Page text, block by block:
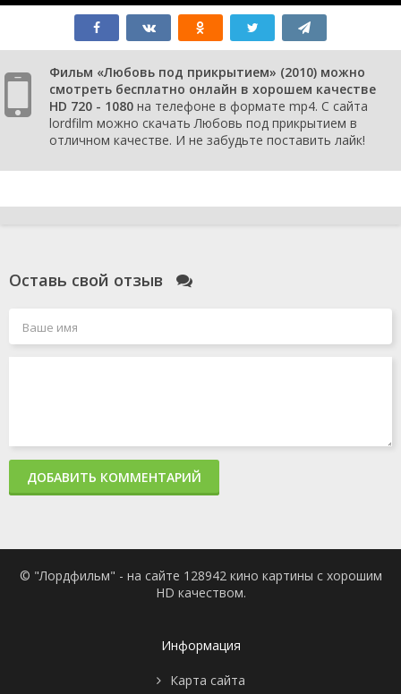
Фильм «Любовь под прикрытием» (2010) можно
смотреть бесплатно онлайн в хорошем качестве
HD 720 - 1080 на телефоне в формате mp4. С сайта
lordfilm можно скачать Любовь под прикрытием в
отличном качестве. И не забудьте поставить лайк!
Оставь свой отзыв
ДОБАВИТЬ КОММЕНТАРИЙ
© "Лордфильм" - на сайте 128942 кино картины с хорошим
HD качеством.
Информация
Карта сайта